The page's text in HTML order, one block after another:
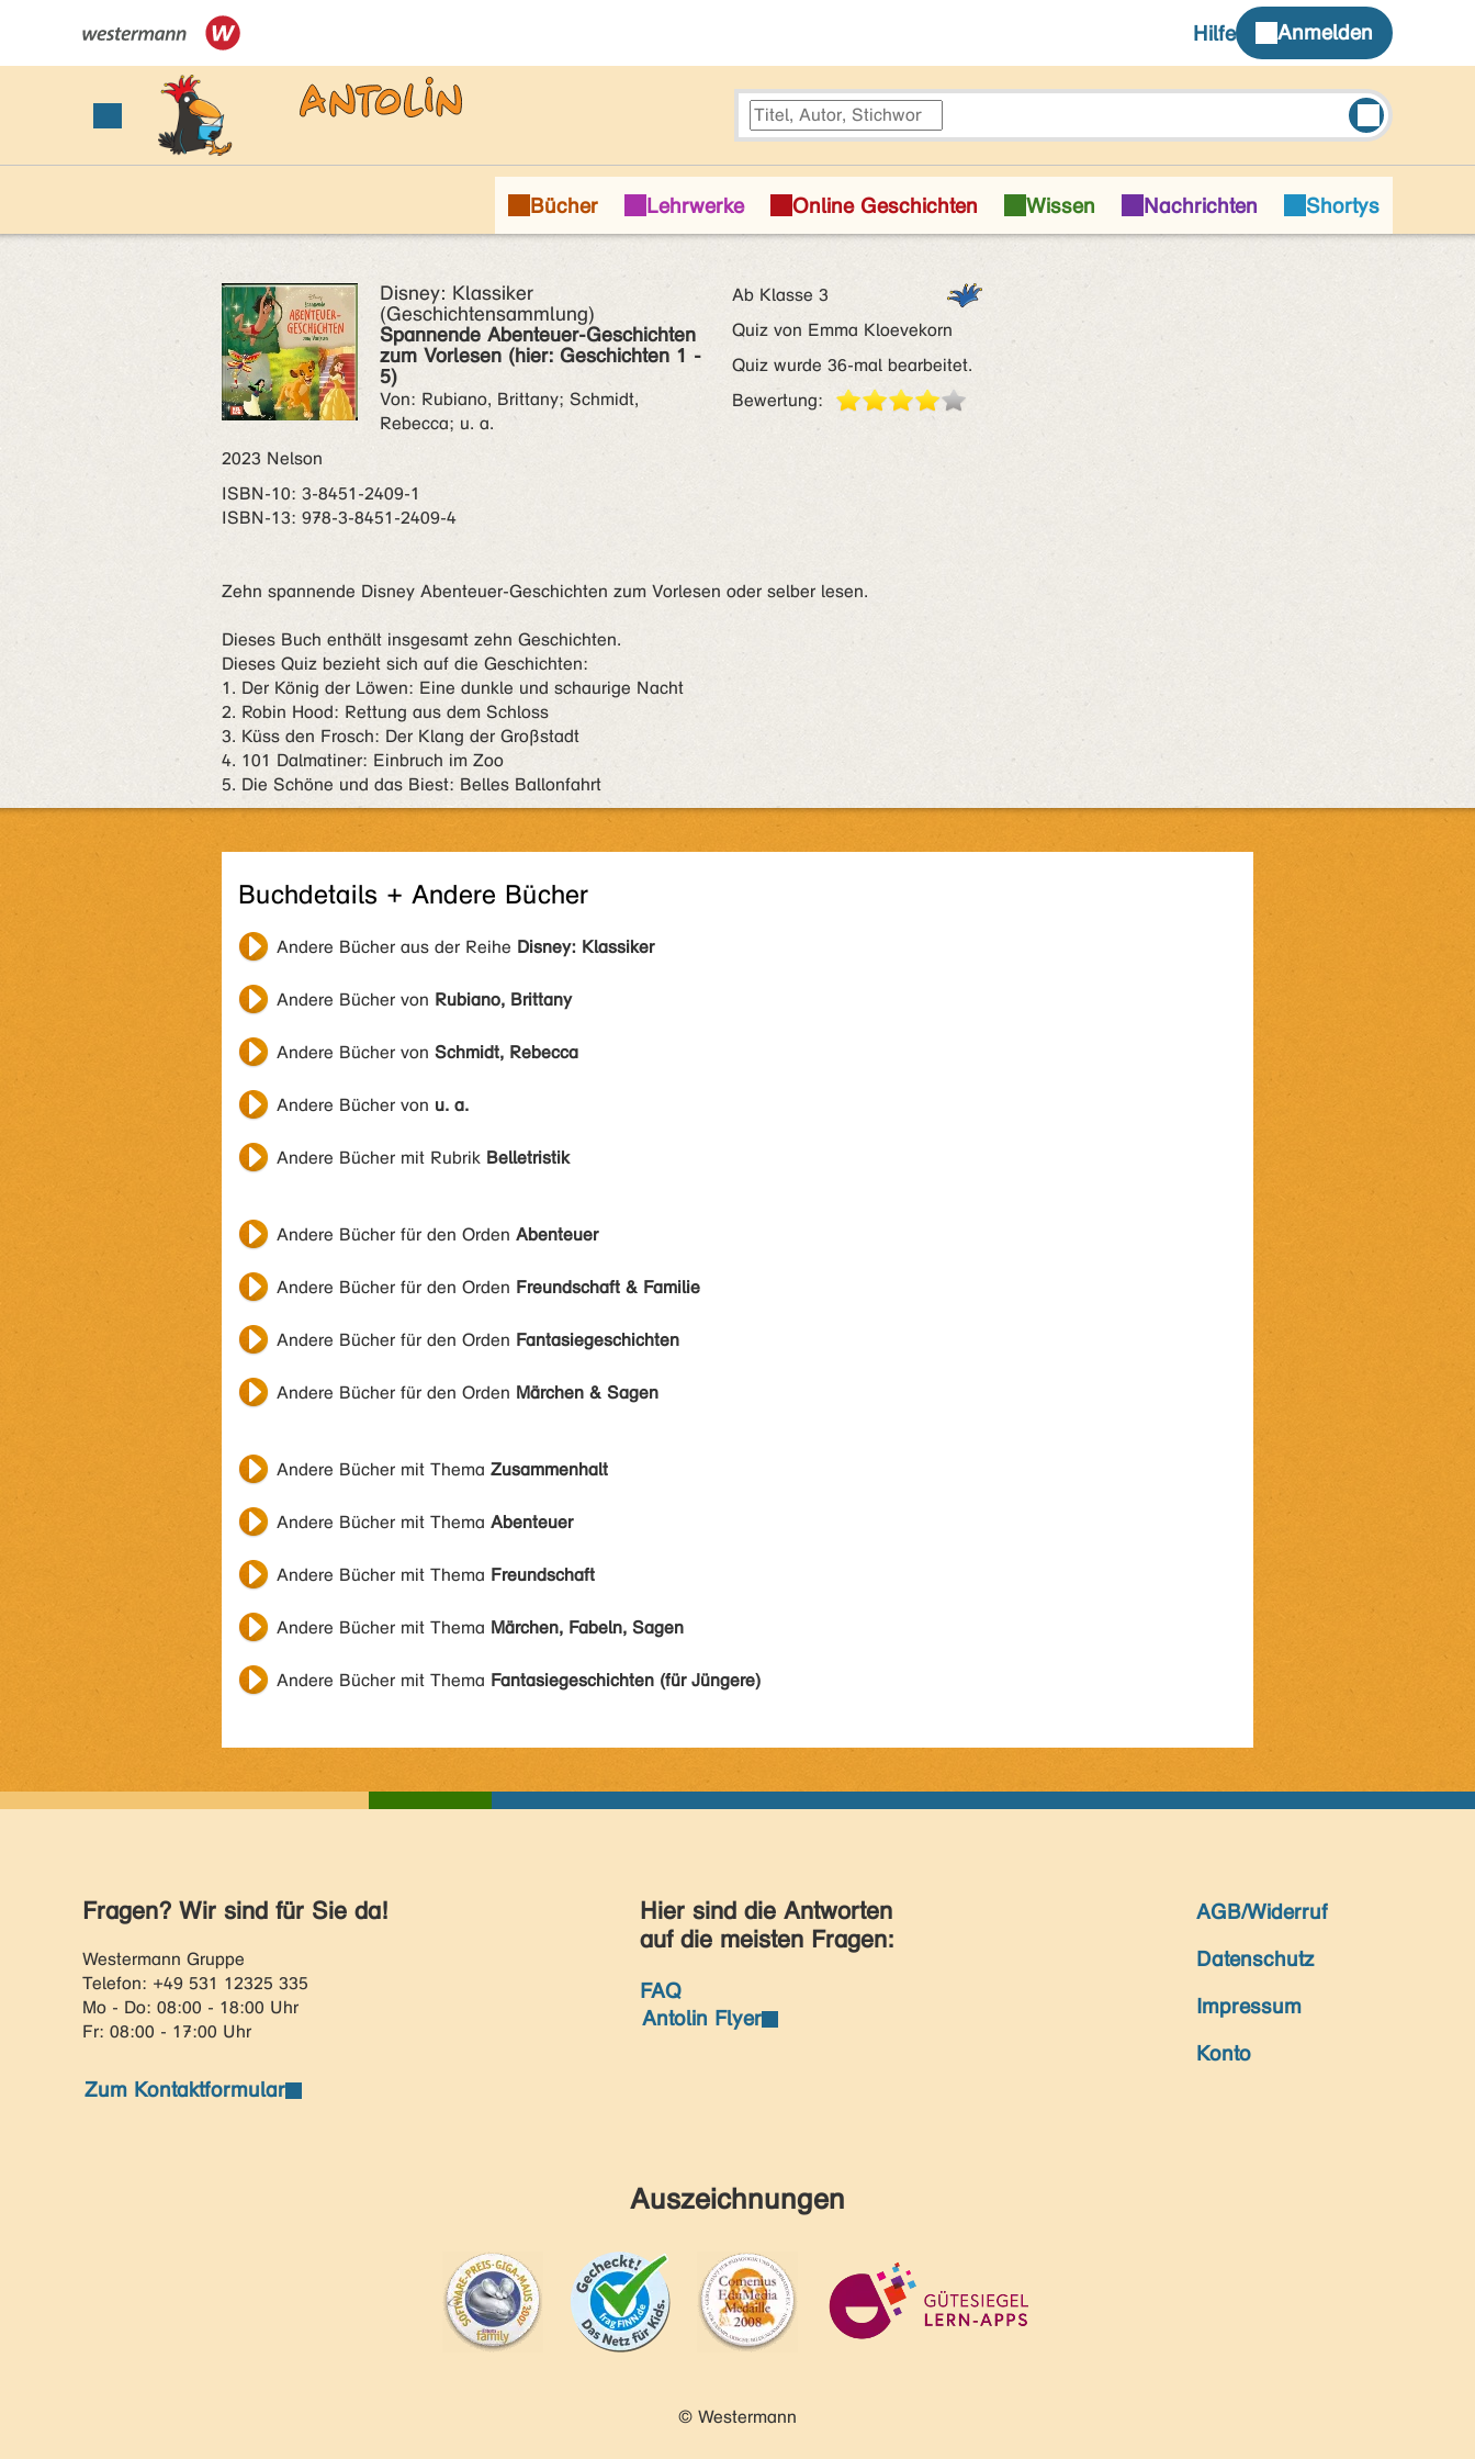
Disney: Klassiker
(Geschichtensammlung)
Spannende Abenteuer-Geschichten
zum Vorlesen (hier: Geschichten 1 -
5)
Von: Rubiano, Brittany; Schmidt,
Rebecca; u. a.
2023 Nelson
ISBN‑10: 3-8451-2409-1
ISBN‑13: 978-3-8451-2409-4
Ab Klasse 3
Quiz von Emma Kloevekorn
Quiz wurde 36-mal bearbeitet.
Bewertung:
Zehn spannende Disney Abenteuer-Geschichten zum Vorlesen oder selber lesen.
Dieses Buch enthält insgesamt zehn Geschichten.
Dieses Quiz bezieht sich auf die Geschichten:
1. Der König der Löwen: Eine dunkle und schaurige Nacht
2. Robin Hood: Rettung aus dem Schloss
3. Küss den Frosch: Der Klang der Großstadt
4. 101 Dalmatiner: Einbruch im Zoo
5. Die Schöne und das Biest: Belles Ballonfahrt
Buchdetails + Andere Bücher
Andere Bücher aus der Reihe Disney: Klassiker
Andere Bücher von Rubiano, Brittany
Andere Bücher von Schmidt, Rebecca
Andere Bücher von u. a.
Andere Bücher mit Rubrik Belletristik
Andere Bücher für den Orden Abenteuer
Andere Bücher für den Orden Freundschaft & Familie
Andere Bücher für den Orden Fantasiegeschichten
Andere Bücher für den Orden Märchen & Sagen
Andere Bücher mit Thema Zusammenhalt
Andere Bücher mit Thema Abenteuer
Andere Bücher mit Thema Freundschaft
Andere Bücher mit Thema Märchen, Fabeln, Sagen
Andere Bücher mit Thema Fantasiegeschichten (für Jüngere)